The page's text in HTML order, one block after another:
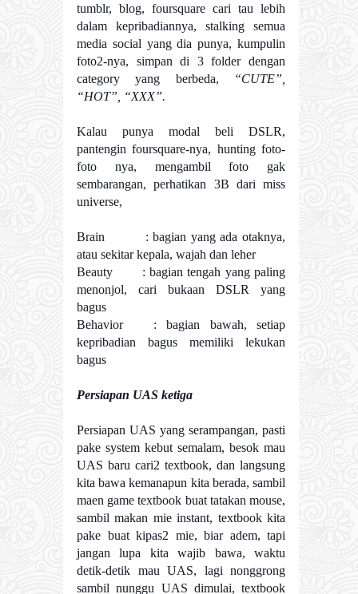
tumblr, blog, foursquare cari tau lebih
dalam kepribadiannya, stalking semua
media social yang dia punya, kumpulin
foto2-nya, simpan di 3 folder dengan
category yang berbeda,
“CUTE”,
“HOT”, “XXX”.
Kalau punya modal beli DSLR,
pantengin foursquare-nya, hunting foto-
foto nya, mengambil foto gak
sembarangan, perhatikan 3B dari miss
universe,
Brain : bagian yang ada otaknya,
atau sekitar kepala, wajah dan leher
Beauty : bagian tengah yang paling
menonjol, cari bukaan DSLR yang
bagus
Behavior : bagian bawah, setiap
kepribadian bagus memiliki lekukan
bagus
Persiapan UAS ketiga
Persiapan UAS yang serampangan, pasti
pake system kebut semalam, besok mau
UAS baru cari2 textbook, dan langsung
kita bawa kemanapun kita berada, sambil
maen game textbook buat tatakan mouse,
sambil makan mie instant, textbook kita
pake buat kipas2 mie, biar adem, tapi
jangan lupa kita wajib bawa, waktu
detik-detik mau UAS, lagi nonggrong
sambil nunggu UAS dimulai, textbook